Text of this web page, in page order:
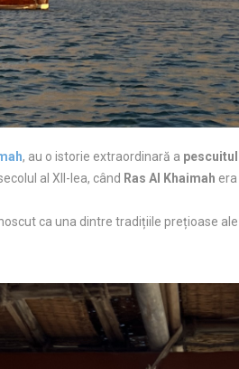
, au o istorie extraordinară a
al XII-lea, când Ras Al Khaimah
ca una dintre tradițiile prețioase